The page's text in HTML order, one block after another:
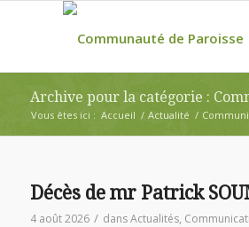
Archive pour la catégorie :
Vous êtes ici : Accueil / Actualité /
Décès de mr Patrick
4 août 2026 / dansActualités,